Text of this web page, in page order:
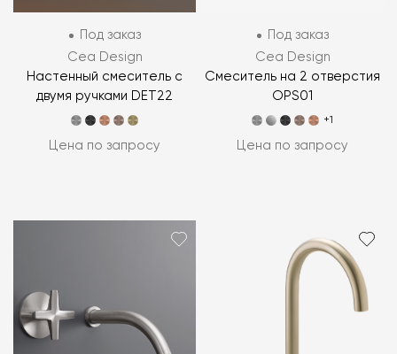
Под заказ
Cea Design
Настенный смеситель c
двумя ручками DET22
Цена по запросу
Под заказ
Cea Design
Смеситель на 2 отверстия
OPS01
+1
Цена по запросу